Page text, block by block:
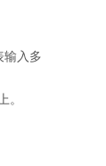
输入多
。